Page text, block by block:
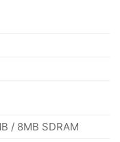
/ 8MB SDRAM